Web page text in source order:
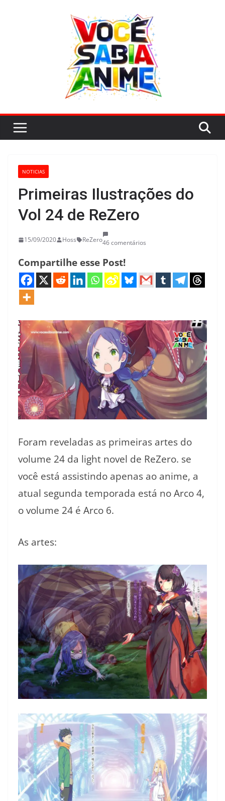
NOTICIAS
Primeiras Ilustrações do
Vol 24 de ReZero
15/09/2020 Hoss ReZero46 comentários
Compartilhe esse Post!
Foram reveladas as primeiras artes do
volume 24 da light novel de ReZero. se
você está assistindo apenas ao anime, a
atual segunda temporada está no Arco 4,
o volume 24 é Arco 6.
As artes: